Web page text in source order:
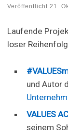
Veröffentlicht 21.
Laufende
loser
und Autor
VALUES
seinem